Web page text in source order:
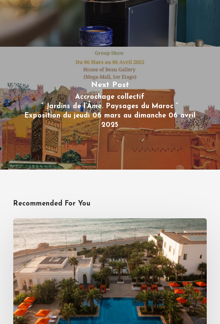
Next Post
Accrochage collectif
“ Jardins de l’Âme. Paysages du Maroc “
Exposition du jeudi 06 mars au dimanche 06 avril
2025
Recommended For You